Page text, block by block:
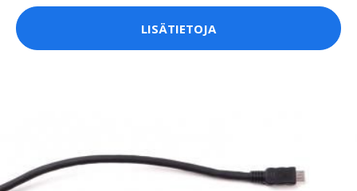
LISÄTIETOJA